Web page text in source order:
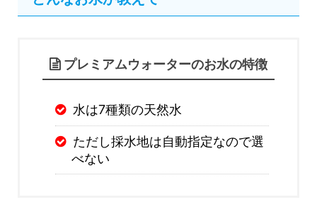
プレミアムウォーターのお水の特徴
水は7種類の天然水
ただし採水地は自動指定なので選
べない